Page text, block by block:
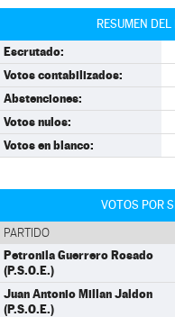
RESUMEN
Escrutado:
Votos contabilizados:
Abstenciones:
Votos nulos:
Votos en blanco:
VOTOS POR
PARTIDO
Petronila Guerrero Rosado
(P.S.O.E.)
Juan Antonio Millan Jaldon
(P.S.O.E.)